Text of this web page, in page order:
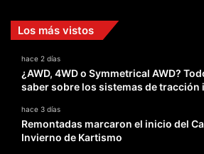
Los más vistos
hace 2 días
¿AWD, 4WD o Symmetrical AWD?
saber sobre los sistemas de tracción
hace 3 días
Remontadas marcaron el inicio del
Invierno de Kartismo